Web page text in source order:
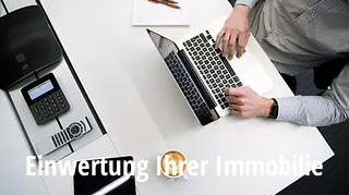
Einwertung Ihrer Immobilie